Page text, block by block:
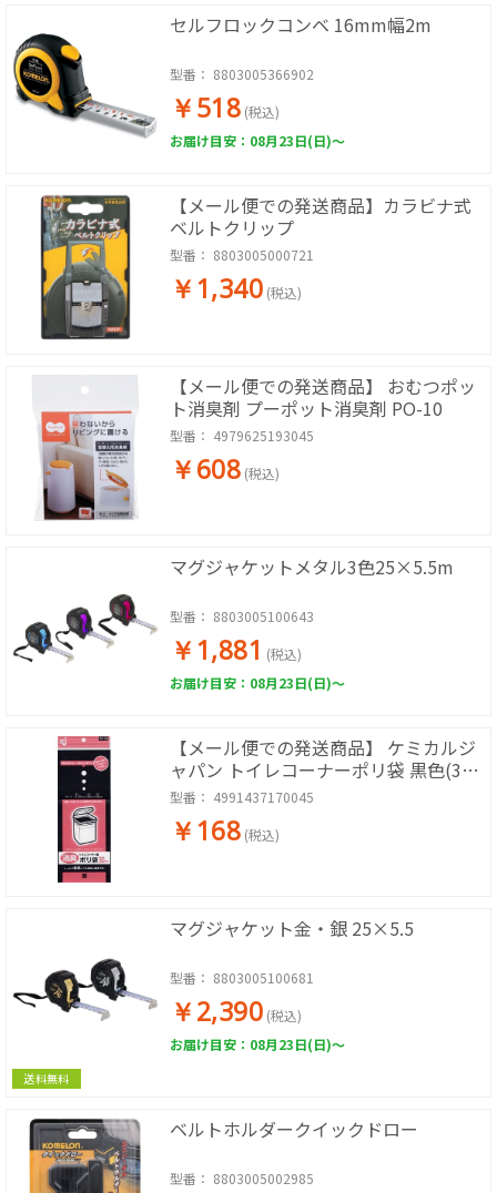
セルフロックコンベ 16mm幅2m
型番： 8803005366902
￥518 (税込)
お届け目安：08月23日(日)～
【メール便での発送商品】カラビナ式
ベルトクリップ
型番： 8803005000721
￥1,340 (税込)
【メール便での発送商品】 おむつポッ
ト消臭剤 プーポット消臭剤 PO-10
型番： 4979625193045
￥608 (税込)
マグジャケットメタル3色25×5.5m
型番： 8803005100643
￥1,881 (税込)
お届け目安：08月23日(日)～
【メール便での発送商品】 ケミカルジ
ャパン トイレコーナーポリ袋 黒色(30
枚入)
型番： 4991437170045
￥168 (税込)
送料無料
マグジャケット金・銀 25×5.5
型番： 8803005100681
￥2,390 (税込)
お届け目安：08月23日(日)～
ベルトホルダークイックドロー
型番： 8803005002985